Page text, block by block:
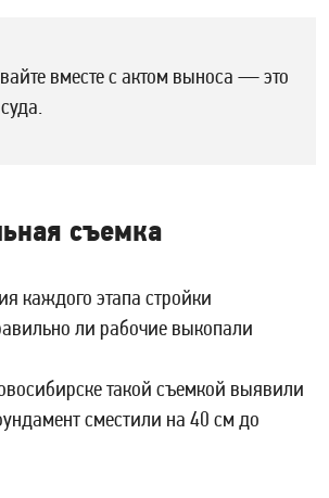
вместе с актом выноса — это
съемка
каждого этапа стройки
ли рабочие выкопали
такой съемкой выявили
сместили на 40 см до